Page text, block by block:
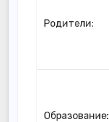
Родители:
Образование: